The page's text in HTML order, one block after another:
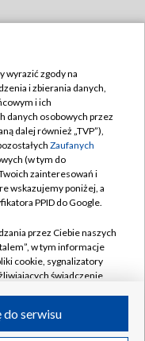
w likwidacji
wyrazić zgody na
i zbierania danych,
i ich
danych osobowych przez
dalej również „TVP”),
Zaufanych
(w tym do
zainteresowań i
wskazujemy poniżej, a
PPID do Google.
przez Ciebie naszych
w tym informacje
cookie, sygnalizatory
świadczenie
serwisu